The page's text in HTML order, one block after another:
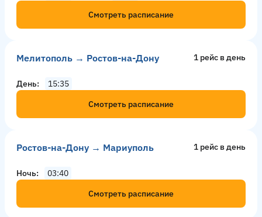
Смотреть расписание
Мелитополь → Ростов-на-Дону 1 рейс в день
День
15:35
Смотреть расписание
Ростов-на-Дону → Мариуполь 1 рейс в день
Ночь
03:40
Смотреть расписание